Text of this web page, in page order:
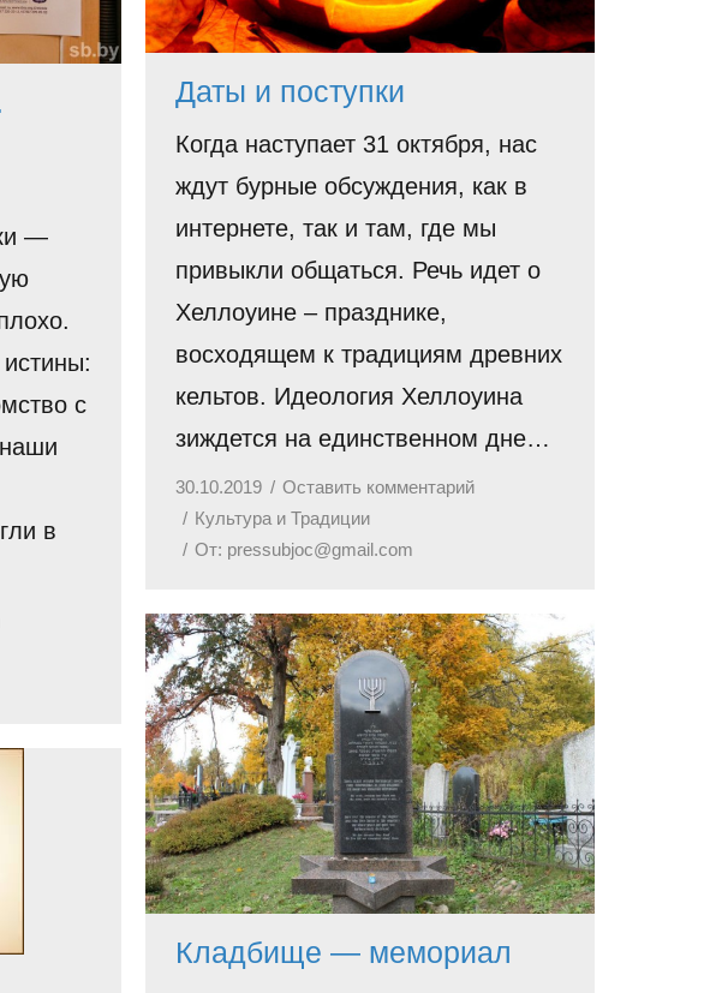
—
с
в
Даты и поступки
Когда наступает 31 октября, нас
ждут бурные обсуждения, как в
интернете, так и там, где мы
привыкли общаться. Речь идет о
Хеллоуине – празднике,
восходящем к традициям древних
кельтов. Идеология Хеллоуина
зиждется на единственном дне…
30.10.2019
Оставить комментарий
Культура и Традиции
От: pressubjoc@gmail.com
Кладбище — мемориал